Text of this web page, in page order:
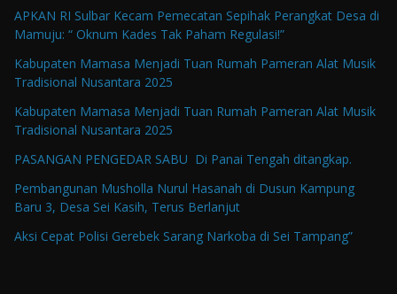
APKAN RI Sulbar Kecam Pemecatan Sepihak Perangkat Desa di
Mamuju: “ Oknum Kades Tak Paham Regulasi!”
Kabupaten Mamasa Menjadi Tuan Rumah Pameran Alat Musik
Tradisional Nusantara 2025
Kabupaten Mamasa Menjadi Tuan Rumah Pameran Alat Musik
Tradisional Nusantara 2025
PASANGAN PENGEDAR SABU Di Panai Tengah ditangkap.
Pembangunan Musholla Nurul Hasanah di Dusun Kampung
Baru 3, Desa Sei Kasih, Terus Berlanjut
Aksi Cepat Polisi Gerebek Sarang Narkoba di Sei Tampang”